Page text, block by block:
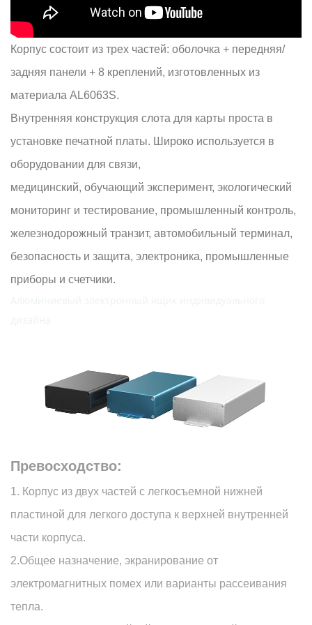
Корпус состоит из трех частей: оболочка + передняя/
задняя панели + 8 креплений, изготовленных из
материала AL6063S.
Внутренняя конструкция слота для карты проста в
установке печатной платы. Широко используется в
оборудовании для связи,
медицинский, обучающий эксперимент, экологический
мониторинг и тестирование, промышленный контроль,
железнодорожный транзит, автомобильный терминал,
безопасность и защита, электроника, промышленные
приборы и счетчики.
Превосходство:
1. Корпус из двух частей с легкосъемной нижней
пластиной для легкого доступа к верхней внутренней
части корпуса.
2.Общее назначение, экранирование от
электромагнитных помех или варианты рассеивания
тепла.